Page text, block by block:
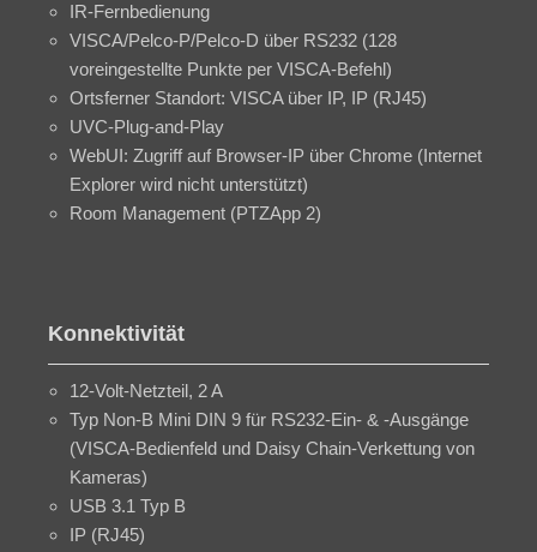
IR-Fernbedienung
VISCA/Pelco-P/Pelco-D über RS232 (128
voreingestellte Punkte per VISCA-Befehl)
Ortsferner Standort: VISCA über IP, IP (RJ45)
UVC-Plug-and-Play
WebUI: Zugriff auf Browser-IP über Chrome (Internet
Explorer wird nicht unterstützt)
Room Management (PTZApp 2)
Konnektivität
12-Volt-Netzteil, 2 A
Typ Non-B Mini DIN 9 für RS232-Ein- & -Ausgänge
(VISCA-Bedienfeld und Daisy Chain-Verkettung von
Kameras)
USB 3.1 Typ B
IP (RJ45)